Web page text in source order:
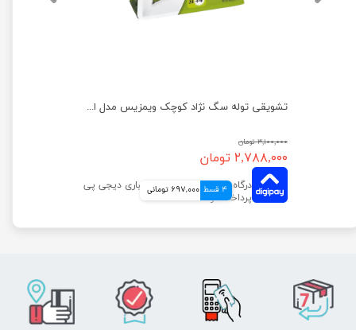
تشویقی توله سگ نژاد کوچک ویمزیس مدل استیکس بسته 4+24 عددی
۳,۱۰۰,۰۰۰ تومان
۲,۷۸۸,۰۰۰ تومان
4 قسط 697,000 تومانی